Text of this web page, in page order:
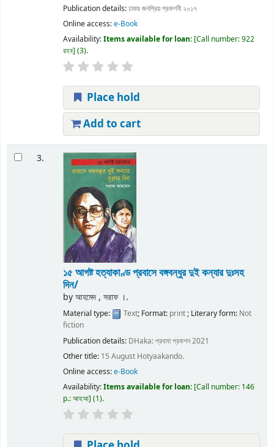
Publication details:ঢাকাঃজনপ্রিয় প্রকশনী ২০১৭
Online access:e-Book
Availability:Items available for loan: Call number:922
রহব (3).
Place hold
Add to cart
3.
১৫ আগষ্ট হত্যাকাণ্ড প্রবাসে বঙ্গবন্ধুর দুই কন্যার দুঃসহ
দিন/
byআহমেদ , সরাফ ।.
Material type: Text; Format: print; Literary form: Not
fiction
Publication details: DHaka:প্রথমা প্রকশন2021
Other title: 15 August Hotyaakando.
Online access:e-Book
Availability:Items available for loan: Call number: 146
p.: আহআ (1).